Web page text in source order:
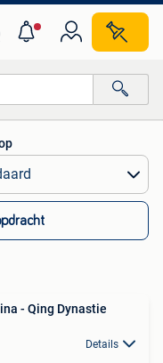
- Qing Dynastie
Details